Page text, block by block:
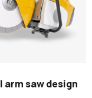
arm saw design